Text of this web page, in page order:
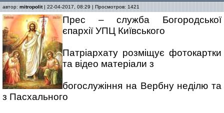
автор: mitropolit| 22-04-2017, 08:29 | Просмотров: 1421
Прес – служба Богородської
єпархії УПЦ Київського
Патріархату розміщує фотокартки
та відео матеріали з
богослужіння на Вербну неділю та
з Пасхального